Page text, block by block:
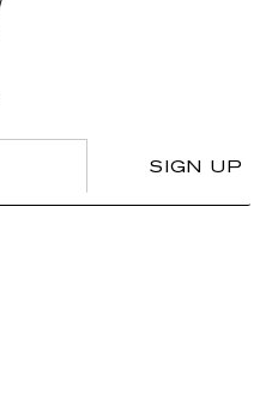
SIGN UP